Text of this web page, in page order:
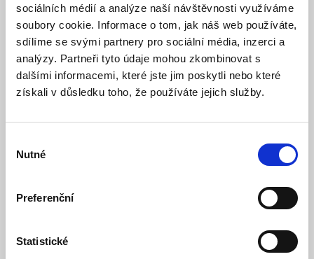
sociálních médií a analýze naší návštěvnosti využíváme
soubory cookie. Informace o tom, jak náš web používáte,
sdílíme se svými partnery pro sociální média, inzerci a
analýzy. Partneři tyto údaje mohou zkombinovat s
dalšími informacemi, které jste jim poskytli nebo které
získali v důsledku toho, že používáte jejich služby.
souhlasu
Nutné
Preferenční
Statistické
Model: LED2,3W-RETRO/A60/E27 | Výrobce:
Produktové číslo: 745 / 005023
Doporučená koncová cena s DPH:
Vaše cena bez DPH:
65,29 Kč
Dostupnost:
Skladem
Množství